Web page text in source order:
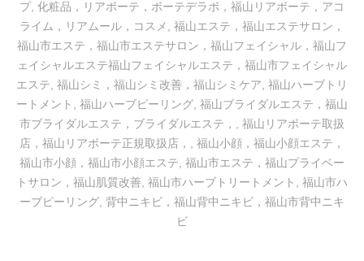
プ, 化粧品，リアボーテ，ボーテデラボ，福山リアボーテ，アコ
ライム，リアムール，コスメ , 福山エステ，福山エステサロン，
福山市エステ，福山市エステサロン，福山フェイシャル，福山フ
ェイシャルエステ福山フェイシャルエステ，福山市フェイシャル
エステ, 福山シミ，福山シミ改善，福山シミケア, 福山ハーブトリ
ートメント , 福山ハーブピーリング, 福山ブライダルエステ，福山
市ブライダルエステ，ブライダルエステ， , 福山リアボーテ取扱
店，福山リアボーテ正規取扱店， , 福山小顔，福山小顔エステ，
福山市小顔，福山市小顔エステ, 福山市エステ，福山プライベー
トサロン，福山肌質改善, 福山市ハーブトリートメント , 福山市ハ
ーブピーリング, 背中ニキビ，福山背中ニキビ，福山市背中ニキ
ビ